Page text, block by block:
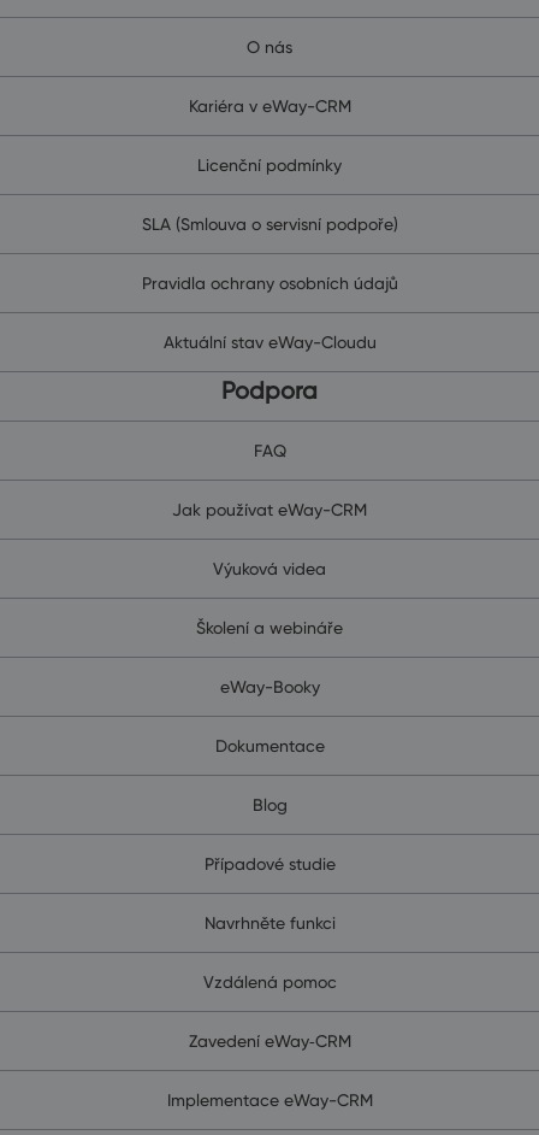
O nás
Kariéra v eWay-CRM
Licenční podmínky
SLA (Smlouva o servisní podpoře)
Pravidla ochrany osobních údajů
Aktuální stav eWay-Cloudu
Podpora
FAQ
Jak používat eWay-CRM
Výuková videa
Školení a webináře
eWay-Booky
Dokumentace
Blog
Případové studie
Navrhněte funkci
Vzdálená pomoc
Zavedení eWay‑CRM
Implementace eWay-CRM